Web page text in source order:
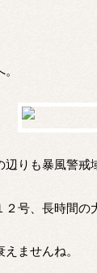
りも暴風警戒
号、長時間の
ませんね。